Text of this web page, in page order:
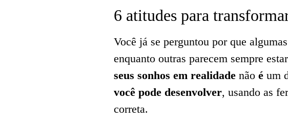
6 atitudes para
Você já se perguntou por que
enquanto outras parecem sempre
seus sonhos em realidade não é um
você pode desenvolver, usando as
correta.